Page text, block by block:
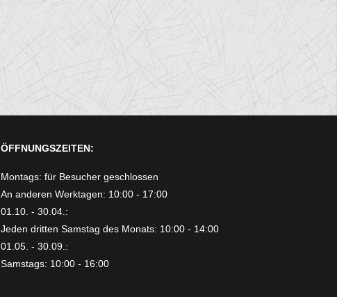
ÖFFNUNGSZEITEN:
Montags: für Besucher geschlossen
An anderen Werktagen: 10:00 - 17:00
01.10. - 30.04.:
Jeden dritten Samstag des Monats: 10:00 - 14:00
01.05. - 30.09.:
Samstags: 10:00 - 16:00